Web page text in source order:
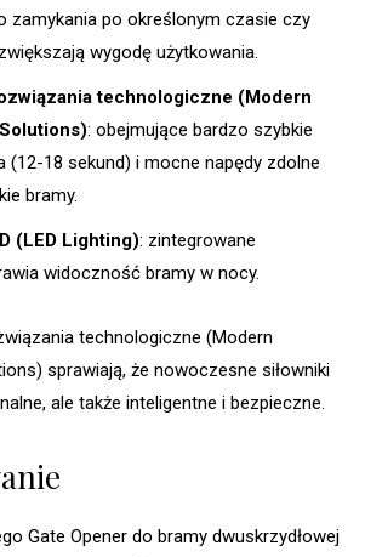
zamykania po określonym czasie czy
wygodę użytkowania.
technologiczne (Modern
: obejmujące bardzo szybkie
(12-18 sekund) i mocne napędy zdolne
bramy.
(LED Lighting): zintegrowane
widoczność bramy w nocy.
technologiczne (Modern
sprawiają, że nowoczesne siłowniki
ale także inteligentne i bezpieczne.
Gate Opener do bramy dwuskrzydłowej